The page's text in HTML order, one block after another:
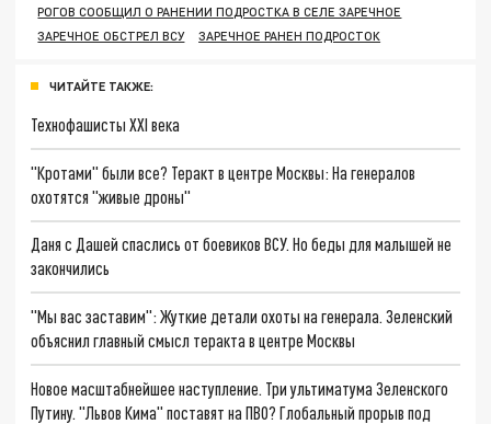
РОГОВ СООБЩИЛ О РАНЕНИИ ПОДРОСТКА В СЕЛЕ ЗАРЕЧНОЕ
ЗАРЕЧНОЕ ОБСТРЕЛ ВСУ
ЗАРЕЧНОЕ РАНЕН ПОДРОСТОК
ЧИТАЙТЕ ТАКЖЕ:
Технофашисты XXI века
"Кротами" были все? Теракт в центре Москвы: На генералов
охотятся "живые дроны"
Даня с Дашей спаслись от боевиков ВСУ. Но беды для малышей не
закончились
"Мы вас заставим": Жуткие детали охоты на генерала. Зеленский
объяснил главный смысл теракта в центре Москвы
Новое масштабнейшее наступление. Три ультиматума Зеленского
Путину. "Львов Кима" поставят на ПВО? Глобальный прорыв под